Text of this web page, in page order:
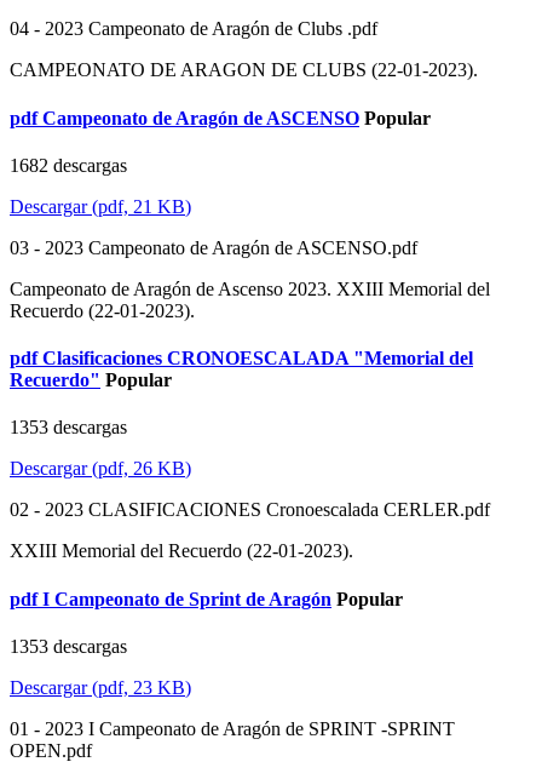
04 - 2023 Campeonato de Aragón de Clubs .pdf
CAMPEONATO DE ARAGON DE CLUBS (22-01-2023).
pdf Campeonato de Aragón de ASCENSO Popular
1682 descargas
Descargar(pdf, 21 KB)
03 - 2023 Campeonato de Aragón de ASCENSO.pdf
Campeonato de Aragón de Ascenso 2023. XXIII Memorial del
Recuerdo (22-01-2023).
pdf Clasificaciones CRONOESCALADA "Memorial del
Recuerdo" Popular
1353 descargas
Descargar(pdf, 26 KB)
02 - 2023 CLASIFICACIONES Cronoescalada CERLER.pdf
XXIII Memorial del Recuerdo (22-01-2023).
pdf I Campeonato de Sprint de Aragón Popular
1353 descargas
Descargar(pdf, 23 KB)
01 - 2023 I Campeonato de Aragón de SPRINT -SPRINT
OPEN.pdf